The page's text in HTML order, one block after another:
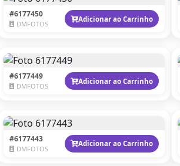
#6177450
DMFOTOS
Adicionar ao Carrinho
#6177449
DMFOTOS
Adicionar ao Carrinho
#6177443
DMFOTOS
Adicionar ao Carrinho